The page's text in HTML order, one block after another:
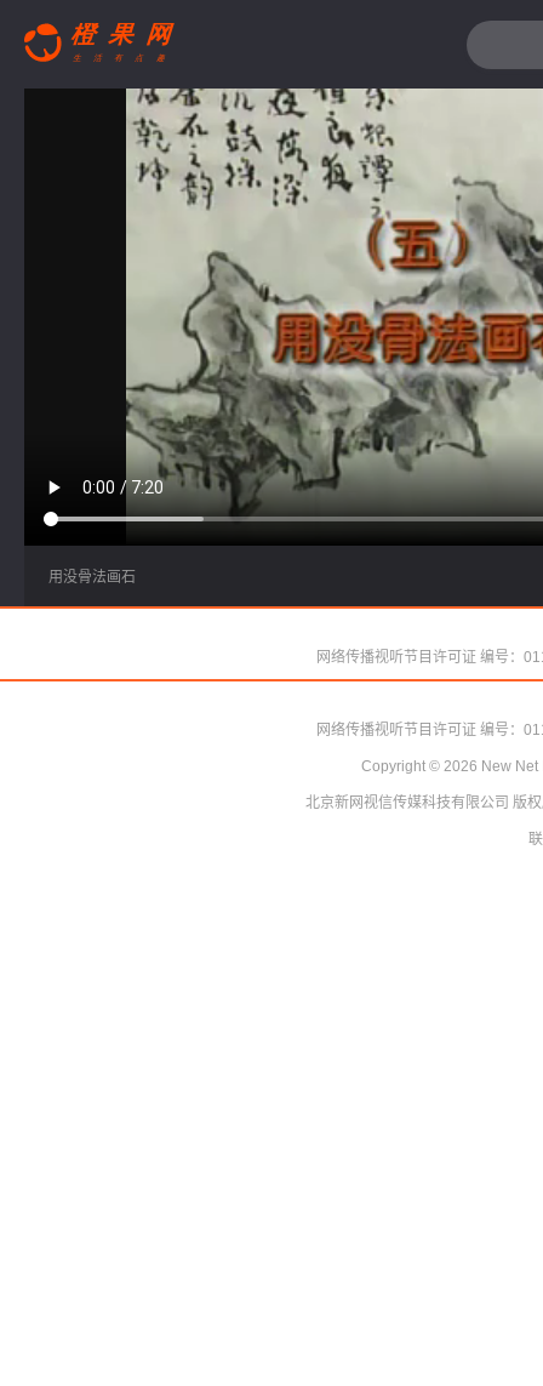
搜索关键词
用没骨法画石
网络传播视听节目许可证 编号：
Copyright ©2026 New
北京新网视信传媒科技有限公司版
网络传播视听节目许可证 编号：
北京新网视信传媒科技有限公司版